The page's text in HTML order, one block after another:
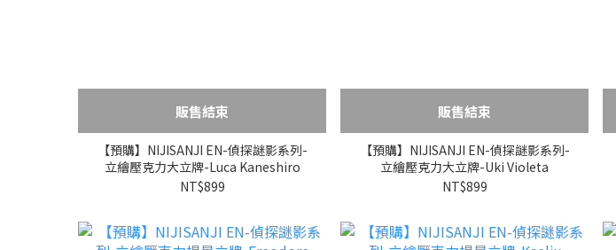
販售結束
【預購】NIJISANJI EN-偵探謎影系列-
立繪壓克力大立牌-Luca Kaneshiro
NT$899
販售結束
【預購】NIJISANJI EN-偵探謎影系列-
立繪壓克力大立牌-Uki Violeta
NT$899